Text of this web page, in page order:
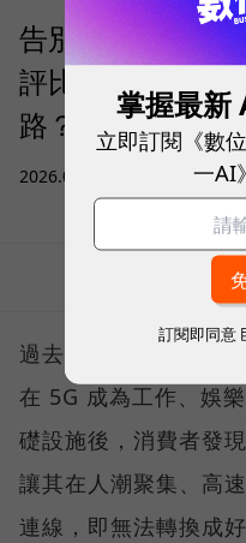
告別「極速迷思
評比揭密：什麼
路？
2026.08.03
過去，下載速度是評
在 5G 成為工作、娛
礎設施後，消費者發
讓其在人潮聚集、高
連線，即無法轉換成
掌握最新
立即訂閱《數
一AI
訂閱即同意